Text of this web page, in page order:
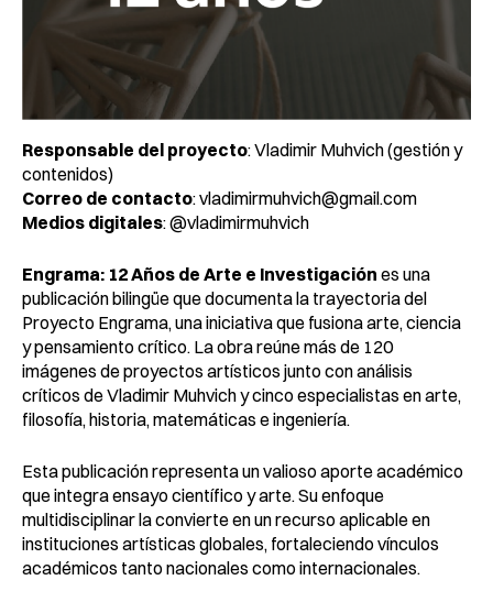
Responsable del proyecto: Vladimir Muhvich (gestión y
contenidos)
Correo de contacto:vladimirmuhvich@gmail.com
Medios digitales: @vladimirmuhvich
Engrama: 12 Años de Arte e Investigación es una
publicación bilingüe que documenta la trayectoria del
Proyecto Engrama, una iniciativa que fusiona arte, ciencia
y pensamiento crítico. La obra reúne más de 120
imágenes de proyectos artísticos junto con análisis
críticos de Vladimir Muhvich y cinco especialistas en arte,
filosofía, historia, matemáticas e ingeniería.
Esta publicación representa un valioso aporte académico
que integra ensayo científico y arte. Su enfoque
multidisciplinar la convierte en un recurso aplicable en
instituciones artísticas globales, fortaleciendo vínculos
académicos tanto nacionales como internacionales.